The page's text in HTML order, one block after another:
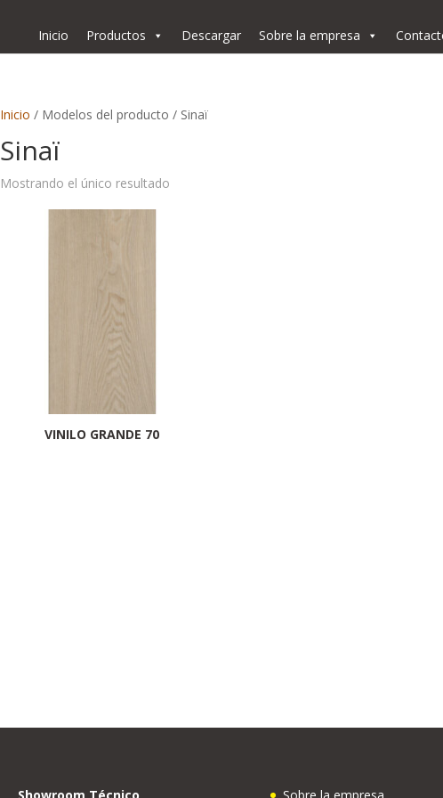
Inicio Productos Descargar Sobre la empresa
Inicio / Modelos del producto / Sinaï
Sinaï
Mostrando el único resultado
VINILO GRANDE 70